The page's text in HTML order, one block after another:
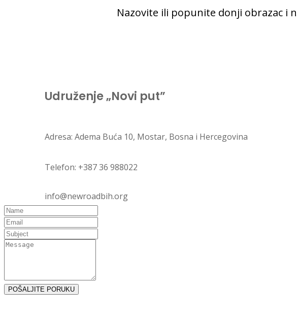
Nazovite ili popunite donji obrazac i
Udruženje „Novi put”
Adresa: Adema Buća 10, Mostar, Bosna i Hercegovina
Telefon: +387 36 988022
info@newroadbih.org
POŠALJITE PORUKU